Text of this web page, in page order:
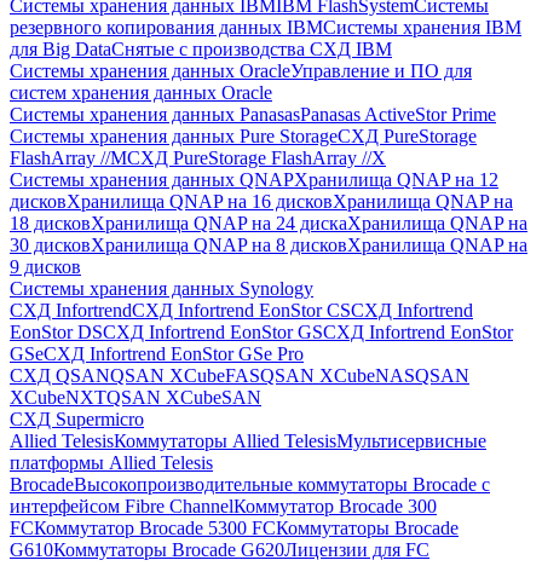
Системы хранения данных IBMIBM FlashSystemСистемы
резервного копирования данных IBMСистемы хранения IBM
для Big DataСнятые с производства СХД IBM
Системы хранения данных OracleУправление и ПО для
систем хранения данных Oracle
Системы хранения данных PanasasPanasas ActiveStor Prime
Системы хранения данных Pure StorageСХД PureStorage
FlashArray //MСХД PureStorage FlashArray //X
Системы хранения данных QNAPХранилища QNAP на 12
дисковХранилища QNAP на 16 дисковХранилища QNAP на
18 дисковХранилища QNAP на 24 дискаХранилища QNAP на
30 дисковХранилища QNAP на 8 дисковХранилища QNAP на
9 дисков
Системы хранения данных Synology
СХД InfortrendСХД Infortrend EonStor CSСХД Infortrend
EonStor DSСХД Infortrend EonStor GSСХД Infortrend EonStor
GSeСХД Infortrend EonStor GSe Pro
СХД QSANQSAN XCubeFASQSAN XCubeNASQSAN
XCubeNXTQSAN XCubeSAN
СХД Supermicro
Allied TelesisКоммутаторы Allied TelesisМультисервисные
платформы Allied Telesis
BrocadeВысокопроизводительные коммутаторы Brocade с
интерфейсом Fibre ChannelКоммутатор Brocade 300
FCКоммутатор Brocade 5300 FCКоммутаторы Brocade
G610Коммутаторы Brocade G620Лицензии для FC